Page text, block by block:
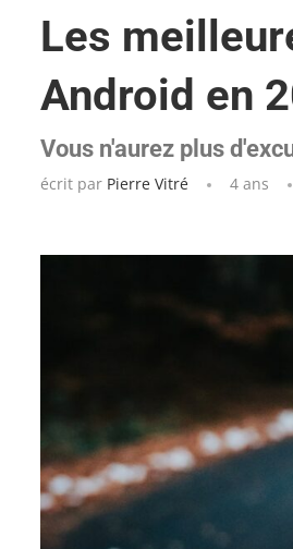
Les
Android en
Vous n'aurez plus
écrit par Pierre Vitré 4 ans